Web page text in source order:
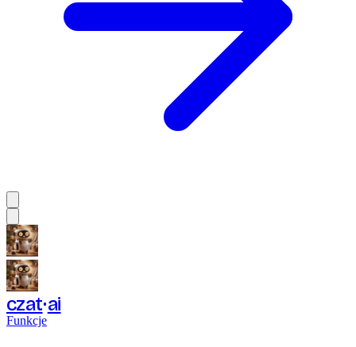
czat ai
Funkcje